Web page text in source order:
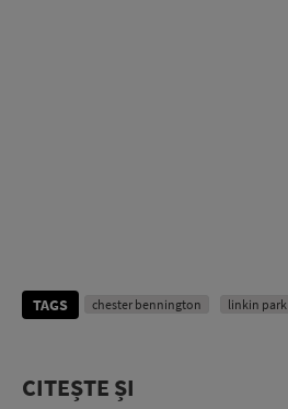
TAGS chester bennington linkin park
CITEȘTE ȘI